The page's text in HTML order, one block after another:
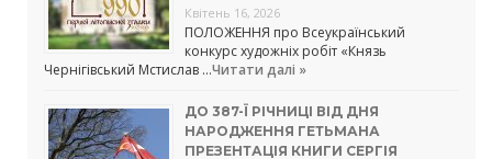
Квітень 16, 2026
ПОЛОЖЕННЯ про Всеукраїнський
конкурс художніх робіт «Князь
Чернігівський Мстислав …Читати далі »
ДО 387-Ї РІЧНИЦІ ВІД ДНЯ
НАРОДЖЕННЯ ГЕТЬМАНА
ПРЕЗЕНТАЦІЯ КНИГИ СЕРГІЯ